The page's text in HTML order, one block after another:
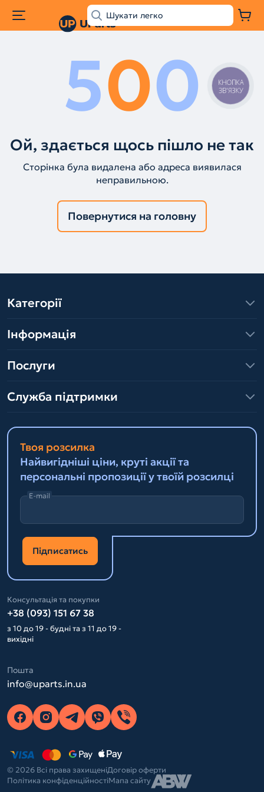
500
Ой, здається щось пішло не так
Сторінка була видалена або адреса виявилася
неправильною.
Повернутися на головну
Категорії
Інформація
Послуги
Служба підтримки
Твоя розсилка
Найвигідніші ціни, круті акції та
персональні пропозиції у твоїй розсилці
E-mail
Підписатись
Консультація та покупки
+38 (093) 151 67 38
з 10 до 19 - будні та з 11 до 19 -
вихідні
Пошта
info@uparts.in.ua
© 2026 Всі права захищеніДоговір оферти
Політика конфіденційностіМапа сайту
КНОПКА
ЗВ'ЯЗКУ